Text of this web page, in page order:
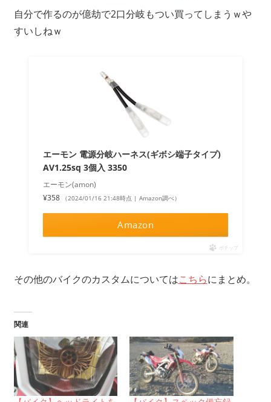
自分で作るのが億劫で2口分岐もつい買ってしまうｗや
すいしねｗ
エーモン 電源分岐ハーネス(ギボシ端子タイプ)
AV1.25sq 3個入 3350
エーモン(amon)
¥358
（2024/01/16 21:48時点 | Amazon調べ）
Amazon
ポチップ
その他のバイクのカスタムについてはこちらにまとめ。
関連